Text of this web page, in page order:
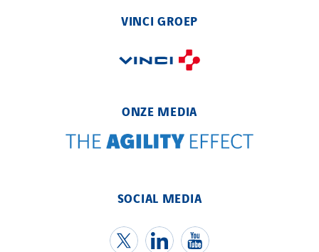
VINCI GROEP
ONZE MEDIA
SOCIAL MEDIA